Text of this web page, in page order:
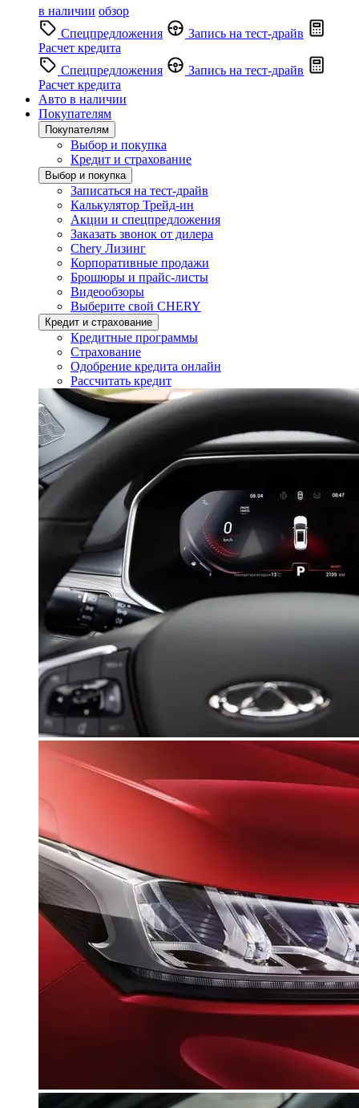
в наличии обзор
Спецпредложения
Запись на тест-драйв
Расчет кредита
Спецпредложения
Запись на тест-драйв
Расчет кредита
Авто в наличии
Покупателям
Покупателям
Выбор и покупка
Кредит и страхование
Выбор и покупка
Записаться на тест-драйв
Калькулятор Трейд-ин
Акции и спецпредложения
Заказать звонок от дилера
Chery Лизинг
Корпоративные продажи
Брошюры и прайс-листы
Видеообзоры
Выберите свой CHERY
Кредит и страхование
Кредитные программы
Страхование
Одобрение кредита онлайн
Рассчитать кредит